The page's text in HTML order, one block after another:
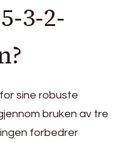
3-2-
sine robuste
bruken av tre
forbedrer